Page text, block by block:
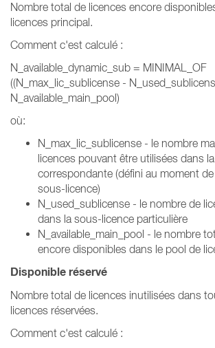
Nombre total de licences encore
licences principal.
Comment c'est calculé :
N_available_dynamic_sub = MINIMAL_OF
((N_max_lic_sublicense -
N_available_main_pool)
où:
N_max_lic_sublicense - le nombre
licences pouvant être utilisées dans
correspondante (défini au moment
sous-licence)
N_used_sublicense - le nombre de
dans la sous-licence particulière
N_available_main_pool - le nombre
encore disponibles dans le pool de
Disponible réservé
Nombre total de licences inutilisées dans
licences réservées.
Comment c'est calculé :